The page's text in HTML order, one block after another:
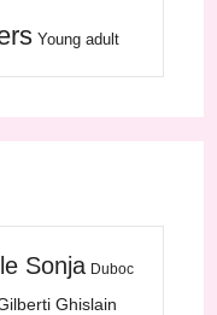
Young adult
Sonja Duboc
Ghislain